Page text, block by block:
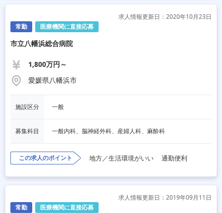
常勤 医療機関に直接応募
求人情報更新日：2020年10月23日
市立八幡浜総合病院
1,800万円～
愛媛県八幡浜市
施設区分 一般
募集科目 一般内科、脳神経外科、産婦人科、麻酔科
この求人のポイント 地方／生活環境がいい 通勤便利
常勤 医療機関に直接応募
求人情報更新日：2019年09月11日